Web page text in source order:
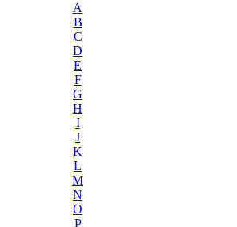
A
B
C
D
E
F
G
H
I
J
K
L
M
N
O
P